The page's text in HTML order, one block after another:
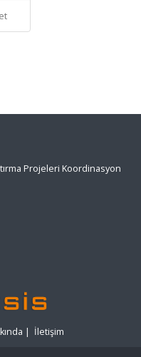
Projeleri Koordinasyon
| İletişim